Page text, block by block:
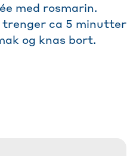
med rosmarin.
trenger ca 5 minutter
og knas bort.